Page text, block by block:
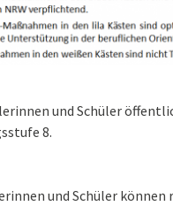
und Schüler
8.
und Schüler